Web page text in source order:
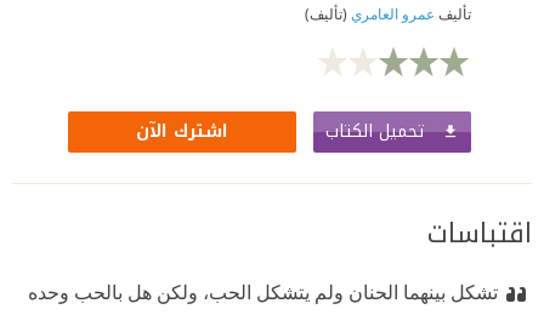
تأليف عمرو العامري (تأليف)
تحميل الكتاب اشترك الآن
اقتباسات
تشكل بينهما الحنان ولم يتشكل الحب، ولكن هل بالحب وحده